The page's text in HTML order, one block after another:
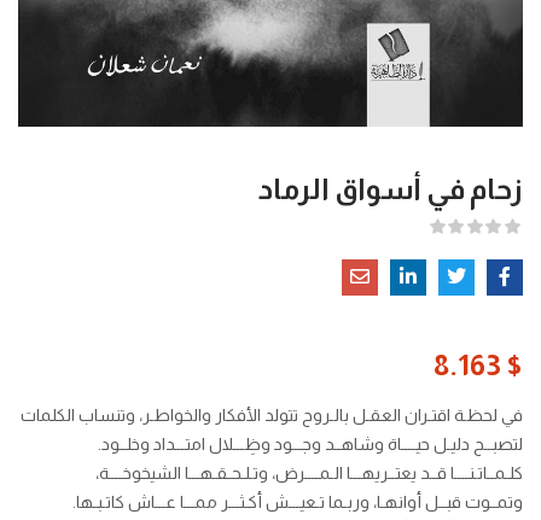
زحام في أسواق الرماد
8.163 $
في لحظـة اقتـران العقـل بالـروح تتولد الأفكار والخواطـر، وتنساب الكلمات
لتصبــح دليـل حيــــاة وشاهــد وجـــود وظِـــلال امتـــداد وخلــود.
كلـمــاتـنــــا قــد يعتــريهـــا الـمــــرض، وتـلـحـقـهـــا الشيخوخــــة،
وتمــوت قبــل أوانهـا، وربـما تـعيـــش أكـثـــر ممـــا عـــاش كاتـبـها.